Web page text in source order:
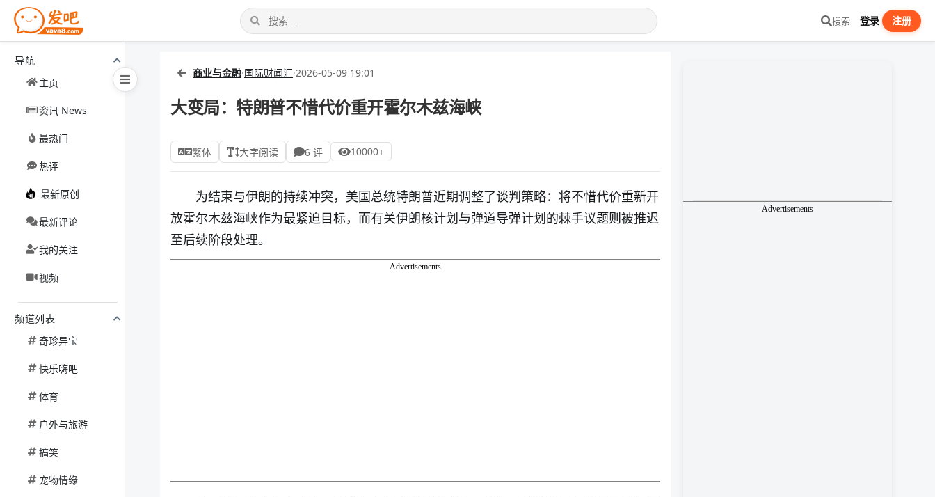
搜索 登录 注册
导航
主页
资讯 News
最热门
热评
最新原创
最新评论
我的关注
视频
频道列表
奇珍异宝
快乐嗨吧
体育
户外与旅游
搞笑
宠物情缘
商业与金融·国际财闻汇·2026-05-09 19:01
大变局：特朗普不惜代价重开霍尔木兹海峡
繁体 大字阅读 6 评 10000+
为结束与伊朗的持续冲突，美国总统特朗普近期调整了谈判策略：将不惜代价重新开
放霍尔木兹海峡作为最紧迫目标，而有关伊朗核计划与弹道导弹计划的棘手议题则被推迟
至后续阶段处理。
Advertisements
Advertisements